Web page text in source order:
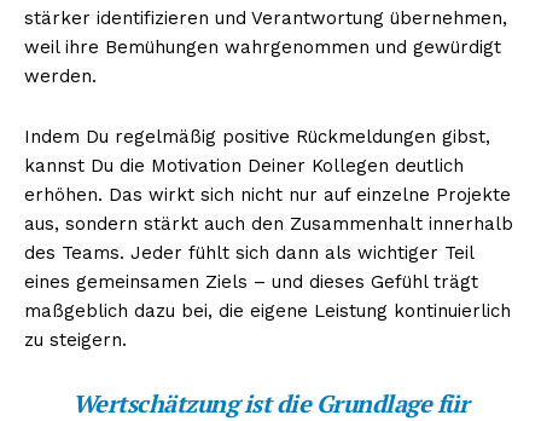
stärker identifizieren und Verantwortung übernehmen,
weil ihre Bemühungen wahrgenommen und gewürdigt
werden.
Indem Du regelmäßig positive Rückmeldungen gibst,
kannst Du die Motivation Deiner Kollegen deutlich
erhöhen. Das wirkt sich nicht nur auf einzelne Projekte
aus, sondern stärkt auch den Zusammenhalt innerhalb
des Teams. Jeder fühlt sich dann als wichtiger Teil
eines gemeinsamen Ziels – und dieses Gefühl trägt
maßgeblich dazu bei, die eigene Leistung kontinuierlich
zu steigern.
Wertschätzung ist die Grundlage für